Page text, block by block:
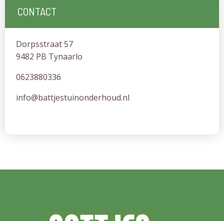
CONTACT
Dorpsstraat 57
9482 PB Tynaarlo
0623880336
info@battjestuinonderhoud.nl